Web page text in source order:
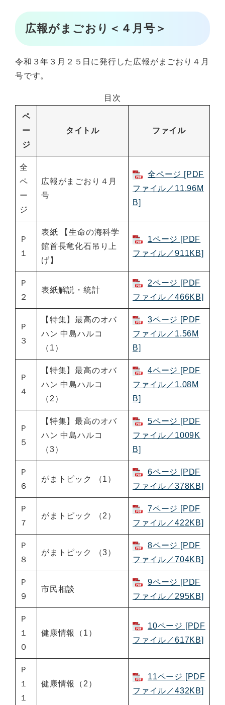
広報がまごおり＜４月号＞
令和３年３月２５日に発行した広報がまごおり４月
号です。
目次
ペ
ー
ジ
タイトル ファイル
全
ペ
ー
ジ
広報がまごおり４月
号
全ページ [PDF
ファイル／11.96M
B]
Ｐ
１
表紙 【生命の海科学
館首長竜化石吊り上
げ】
1ページ [PDF
ファイル／911KB]
Ｐ
２
表紙解説・統計
2ページ [PDF
ファイル／466KB]
Ｐ
３
【特集】最高のオバ
ハン 中島ハルコ
（1）
3ページ [PDF
ファイル／1.56M
B]
Ｐ
４
【特集】最高のオバ
ハン 中島ハルコ
（2）
4ページ [PDF
ファイル／1.08M
B]
Ｐ
５
【特集】最高のオバ
ハン 中島ハルコ
（3）
5ページ [PDF
ファイル／1009K
B]
Ｐ
６
がまトピック （1）
6ページ [PDF
ファイル／378KB]
Ｐ
７
がまトピック （2）
7ページ [PDF
ファイル／422KB]
Ｐ
８
がまトピック （3）
8ページ [PDF
ファイル／704KB]
Ｐ
９
市民相談
9ページ [PDF
ファイル／295KB]
Ｐ
１
０
健康情報（1）
10ページ [PDF
ファイル／617KB]
Ｐ
１
１
健康情報（2）
11ページ [PDF
ファイル／432KB]